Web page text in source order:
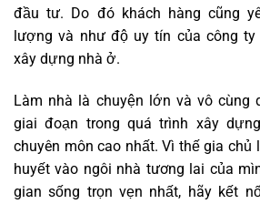
đầu tư. Do đó khách hàng cũng
lượng và như độ uy tín của công ty
xây dựng nhà ở.
Làm nhà là chuyện lớn và vô cùng
giai đoạn trong quá trình xây
chuyên môn cao nhất. Vì thế gia chủ
huyết vào ngôi nhà tương lai của
gian sống trọn vẹn nhất, hãy kết